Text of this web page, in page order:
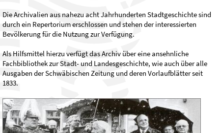
Die Archivalien aus nahezu acht Jahrhunderten Stadtgeschichte sind
durch ein Repertorium erschlossen und stehen der interessierten
Bevölkerung für die Nutzung zur Verfügung.
Als Hilfsmittel hierzu verfügt das Archiv über eine ansehnliche
Fachbibliothek zur Stadt- und Landesgeschichte, wie auch über alle
Ausgaben der Schwäbischen Zeitung und deren Vorlaufblätter seit
1833.